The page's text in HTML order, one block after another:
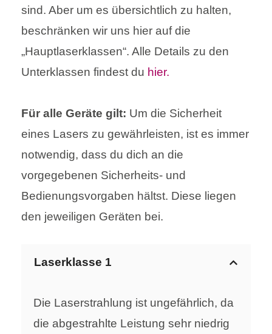
sind. Aber um es übersichtlich zu halten,
beschränken wir uns hier auf die
„Hauptlaserklassen“. Alle Details zu den
Unterklassen findest du hier.
Für alle Geräte gilt: Um die Sicherheit
eines Lasers zu gewährleisten, ist es immer
notwendig, dass du dich an die
vorgegebenen Sicherheits- und
Bedienungsvorgaben hältst. Diese liegen
den jeweiligen Geräten bei.
Laserklasse 1
Die Laserstrahlung ist ungefährlich, da
die abgestrahlte Leistung sehr niedrig